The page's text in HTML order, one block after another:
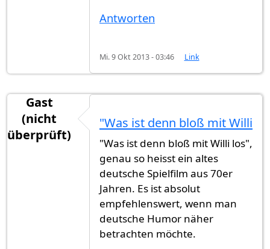
Antworten
Mi. 9 Okt 2013 - 03:46 Link
Gast
(nicht
überprüft)
"Was ist denn bloß mit Willi
"Was ist denn bloß mit Willi los",
genau so heisst ein altes
deutsche Spielfilm aus 70er
Jahren. Es ist absolut
empfehlenswert, wenn man
deutsche Humor näher
betrachten möchte.